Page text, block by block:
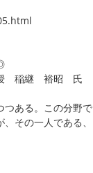
稲継 裕昭 氏
ある。この分野
その一人である、